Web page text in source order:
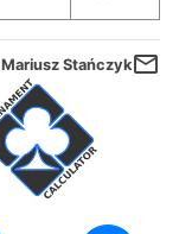
Mariusz Stańczykmail_outline